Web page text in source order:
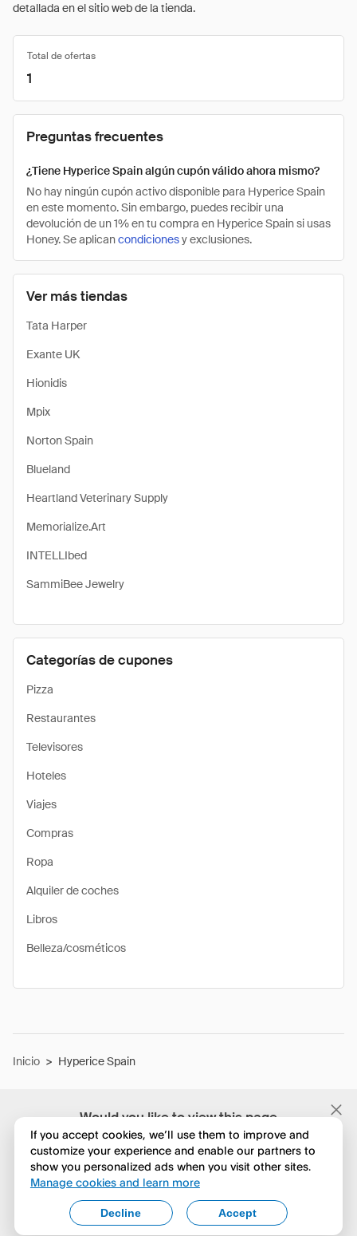
Would you like to view this page
in English?
No, seguir navegando
Yes, change to English
detallada en el sitio web de la tienda.
Ver más tiendas
Tata Harper
Exante UK
Hionidis
Mpix
Norton Spain
Blueland
Heartland Veterinary Supply
Memorialize.Art
INTELLIbed
SammiBee Jewelry
Categorías de cupones
Pizza
Restaurantes
Televisores
Hoteles
Viajes
Compras
Ropa
Alquiler de coches
Libros
Belleza/cosméticos
Total de ofertas
1
Preguntas frecuentes
¿Tiene Hyperice Spain algún cupón válido ahora mismo?
No hay ningún cupón activo disponible para Hyperice Spain
en este momento. Sin embargo, puedes recibir una
devolución de un 1% en tu compra en Hyperice Spain si usas
Honey. Se aplicancondicionesy exclusiones.
Inicio > Hyperice Spain
If you accept cookies, we’ll use them to improve and
customize your experience and enable our partners to
show you personalized ads when you visit other sites.
Manage cookies and learn more
Accept
Decline